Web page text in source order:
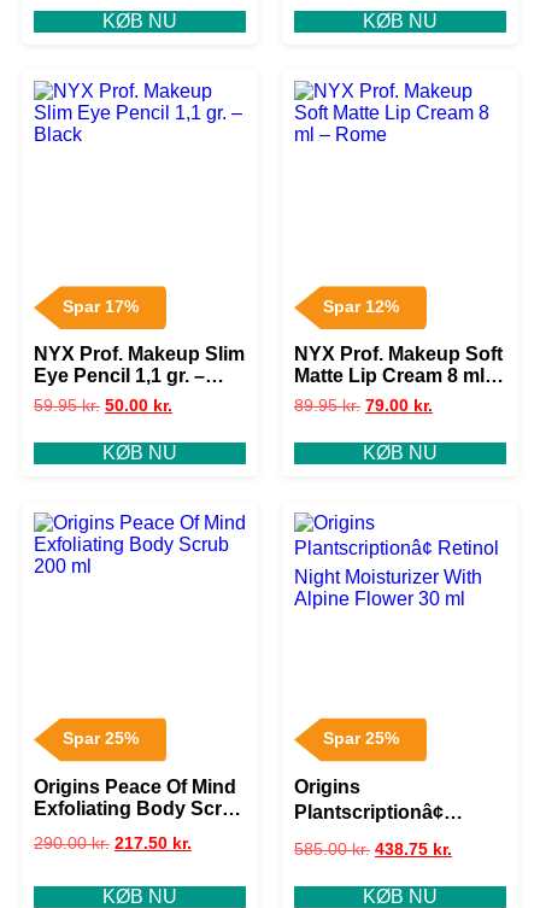
KØB NU KØB NU
Spar 17%
NYX Prof. Makeup Slim
Eye Pencil 1,1 gr. –
Black
59.95kr. 50.00 kr.
KØB NU
Spar 12%
NYX Prof. Makeup Soft
Matte Lip Cream 8 ml –
Rome
89.95kr. 79.00 kr.
KØB NU
Spar 25%
Origins Peace Of Mind
Exfoliating Body Scrub
290.00kr. 217.50 kr.
KØB NU
Spar 25%
Origins
Plantscriptionâ¢
Retinol Night
Moisturizer With Alpine
Flower 30 ml
585.00kr. 438.75 kr.
KØB NU